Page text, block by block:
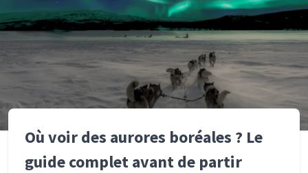
Où voir des aurores boréales ? Le
guide complet avant de partir